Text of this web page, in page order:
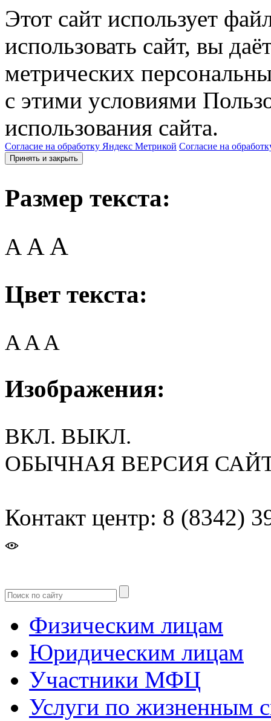
Этот сайт использует
использовать сайт, вы
метрических
с этими условиями
использования сайта.
Согласие на обработку Яндекс Метрикой Согласие на
Принять и закрыть
Размер текста:
A AA
Цвет текста:
AAA
Изображения:
ВКЛ. ВЫКЛ.
ОБЫЧНАЯ ВЕРСИЯ
Контакт центр: 8 (8342)
Физическим лицам
Юридическим лицам
Участники МФЦ
Услуги по жизненным